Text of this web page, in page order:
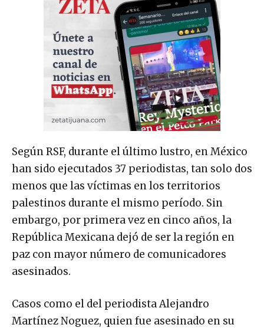
Según RSF, durante el último lustro, en México
han sido ejecutados 37 periodistas, tan solo dos
menos que las víctimas en los territorios
palestinos durante el mismo período. Sin
embargo, por primera vez en cinco años, la
República Mexicana dejó de ser la región en
paz con mayor número de comunicadores
asesinados.
Casos como el del periodista Alejandro
Martínez Noguez, quien fue asesinado en su